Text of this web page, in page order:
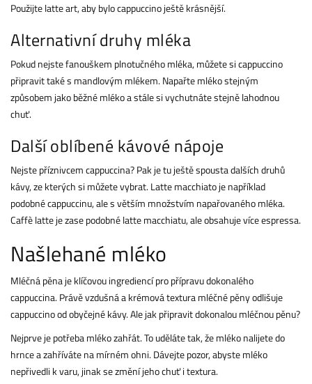
Použijte latte art, aby bylo cappuccino ještě krásnější.
Alternativní druhy mléka
Pokud nejste fanouškem plnotučného mléka, můžete si cappuccino
připravit také s mandlovým mlékem. Napařte mléko stejným
způsobem jako běžné mléko a stále si vychutnáte stejně lahodnou
chuť.
Další oblíbené kávové nápoje
Nejste příznivcem cappuccina? Pak je tu ještě spousta dalších druhů
kávy, ze kterých si můžete vybrat. Latte macchiato je například
podobné cappuccinu, ale s větším množstvím napařovaného mléka.
Caffè latte je zase podobné latte macchiatu, ale obsahuje více espressa.
Našlehané mléko
Mléčná pěna je klíčovou ingrediencí pro přípravu dokonalého
cappuccina. Právě vzdušná a krémová textura mléčné pěny odlišuje
cappuccino od obyčejné kávy. Ale jak připravit dokonalou mléčnou pěnu?
Nejprve je potřeba mléko zahřát. To uděláte tak, že mléko nalijete do
hrnce a zahříváte na mírném ohni. Dávejte pozor, abyste mléko
nepřivedli k varu, jinak se změní jeho chuť i textura.